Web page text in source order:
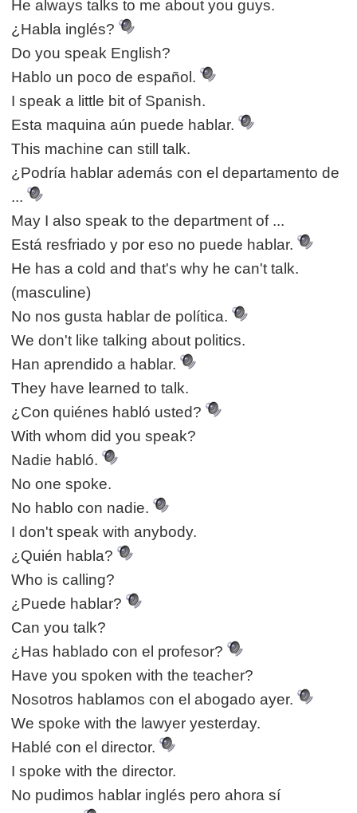
He always talks to me about you guys.
¿Habla inglés?
Do you speak English?
Hablo un poco de español.
I speak a little bit of Spanish.
Esta maquina aún puede hablar.
This machine can still talk.
¿Podría hablar además con el departamento de
...
May I also speak to the department of ...
Está resfriado y por eso no puede hablar.
He has a cold and that's why he can't talk.
(masculine)
No nos gusta hablar de política.
We don't like talking about politics.
Han aprendido a hablar.
They have learned to talk.
¿Con quiénes habló usted?
With whom did you speak?
Nadie habló.
No one spoke.
No hablo con nadie.
I don't speak with anybody.
¿Quién habla?
Who is calling?
¿Puede hablar?
Can you talk?
¿Has hablado con el profesor?
Have you spoken with the teacher?
Nosotros hablamos con el abogado ayer.
We spoke with the lawyer yesterday.
Hablé con el director.
I spoke with the director.
No pudimos hablar inglés pero ahora sí